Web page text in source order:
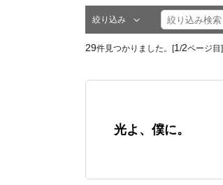
絞り込み
29件見つかりました。[1 /2ページ目]
光よ、僕に。